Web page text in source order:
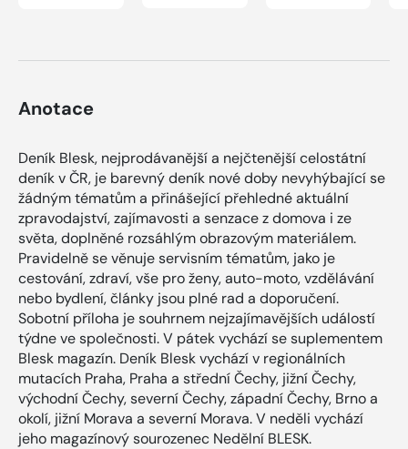
Anotace
Deník Blesk, nejprodávanější a nejčtenější celostátní
deník v ČR, je barevný deník nové doby nevyhýbající se
žádným tématům a přinášející přehledné aktuální
zpravodajství, zajímavosti a senzace z domova i ze
světa, doplněné rozsáhlým obrazovým materiálem.
Pravidelně se věnuje servisním tématům, jako je
cestování, zdraví, vše pro ženy, auto-moto, vzdělávání
nebo bydlení, články jsou plné rad a doporučení.
Sobotní příloha je souhrnem nejzajímavějších událostí
týdne ve společnosti. V pátek vychází se suplementem
Blesk magazín. Deník Blesk vychází v regionálních
mutacích Praha, Praha a střední Čechy, jižní Čechy,
východní Čechy, severní Čechy, západní Čechy, Brno a
okolí, jižní Morava a severní Morava. V neděli vychází
jeho magazínový sourozenec Nedělní BLESK.